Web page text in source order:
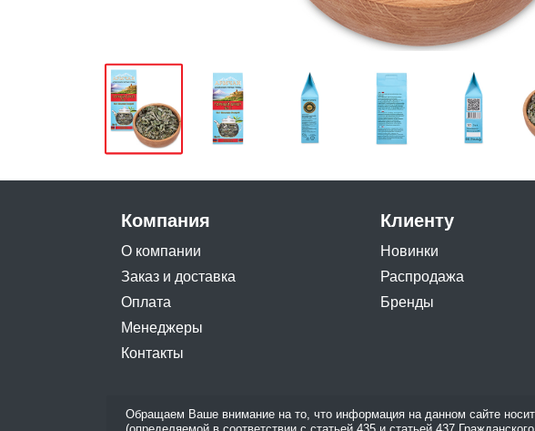
Компания
О компании
Заказ и доставка
Оплата
Менеджеры
Контакты
Клиенту
Новинки
Распродажа
Бренды
Обращаем Ваше внимание на то, что информация на данном сайте